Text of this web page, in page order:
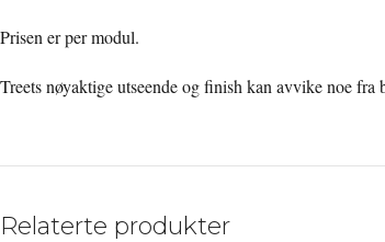
Prisen er per modul.
Treets nøyaktige utseende og finish kan avvike noe fra
Relaterte produkter